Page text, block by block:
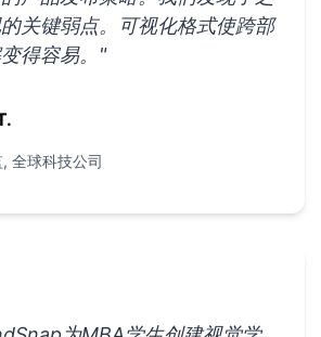
关键弱点。可视化格式使跨部
得容易。 "
, 全球科技公司